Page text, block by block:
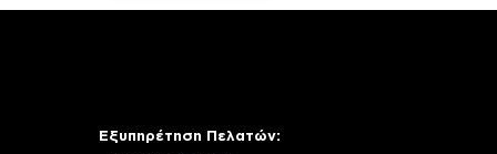
Εξυπηρέτηση Πελατών: